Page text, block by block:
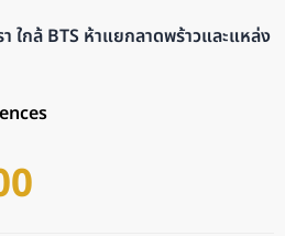
ใกล้ BTS ห้าแยกลาดพร้าวและแหล่ง